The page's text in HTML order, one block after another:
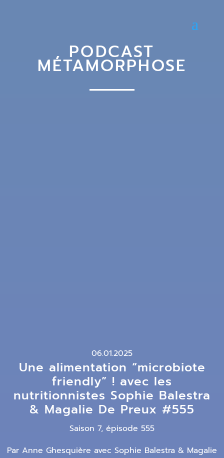
PODCAST
MÉTAMORPHOSE
06.01.2025
Une alimentation “microbiote
friendly” ! avec les
nutritionnistes Sophie Balestra
& Magalie De Preux #555
Saison 7, épisode 555
Par Anne Ghesquière avec Sophie Balestra & Magalie